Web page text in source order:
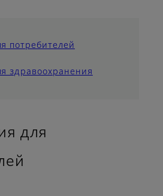
потребителей
здравоохранения
для